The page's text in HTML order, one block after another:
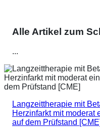
Alle Artikel zum
...
Langzeittherapie mit
Herzinfarkt mit moderat
auf dem Prüfstand [CME]